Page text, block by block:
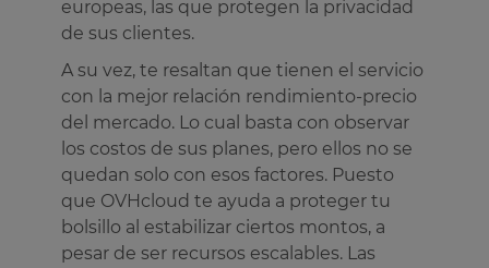
europeas, las que protegen la privacidad
de sus clientes.
A su vez, te resaltan que tienen el servicio
con la mejor relación rendimiento-precio
del mercado. Lo cual basta con observar
los costos de sus planes, pero ellos no se
quedan solo con esos factores. Puesto
que OVHcloud te ayuda a proteger tu
bolsillo al estabilizar ciertos montos, a
pesar de ser recursos escalables. Las